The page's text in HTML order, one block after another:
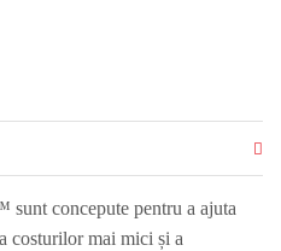
concepute pentru a ajuta
costurilor mai mici și a